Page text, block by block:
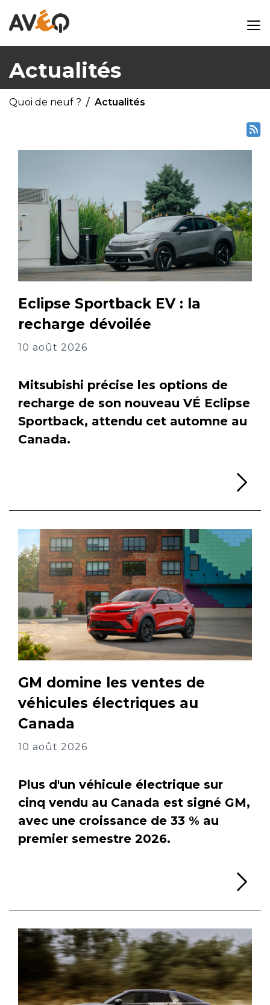
Actualités
Quoi de neuf ? Actualités
Eclipse Sportback EV : la
recharge dévoilée
10 août 2026
Mitsubishi précise les options de
recharge de son nouveau VÉ Eclipse
Sportback, attendu cet automne au
Canada.
GM domine les ventes de
véhicules électriques au
Canada
10 août 2026
Plus d'un véhicule électrique sur
cinq vendu au Canada est signé GM,
avec une croissance de 33 % au
premier semestre 2026.